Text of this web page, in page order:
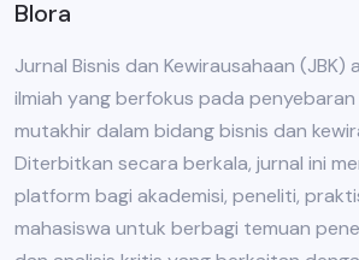
Blora
Jurnal Bisnis dan Kewirausahaan (JBK)
ilmiah yang berfokus pada
mutakhir dalam bidang bisnis dan
Diterbitkan secara berkala, jurnal ini
platform bagi akademisi, peneliti,
mahasiswa untuk berbagi temuan